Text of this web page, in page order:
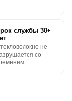
службы 30+
не
со